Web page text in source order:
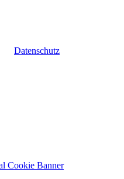
Datenschutz
Cookie Banner